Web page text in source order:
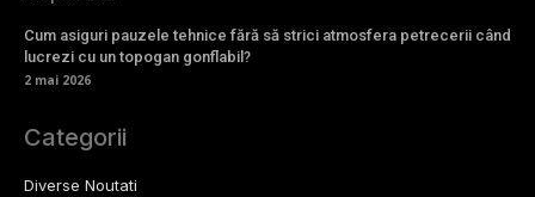
Cum asiguri pauzele tehnice fără să strici atmosfera petrecerii când
lucrezi cu un topogan gonflabil?
2 mai 2026
Categorii
Diverse Noutati